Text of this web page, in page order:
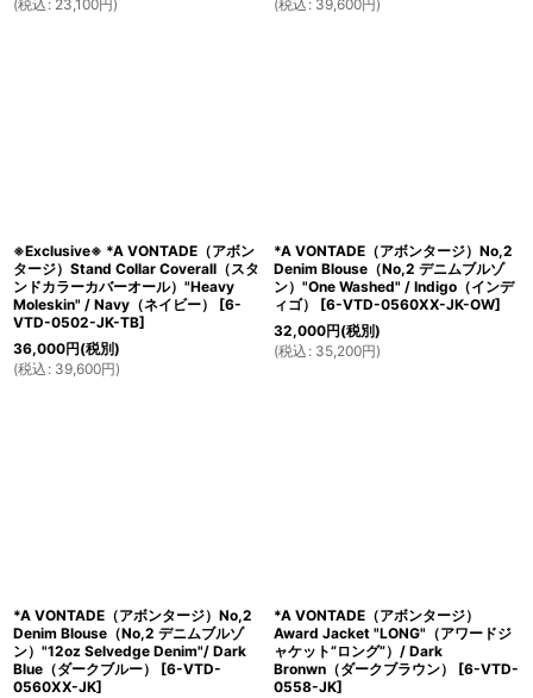
(税込 : 23,100円 ) (税込 : 39,600円 )
※Exclusive※ *A VONTADE（アボン
タージ）Stand Collar Coverall（スタ
ンドカラーカバーオール）"Heavy
Moleskin" / Navy（ネイビー）
[6-
VTD-0502-JK-TB]
36,000円(税別)
(税込 : 39,600円)
*A VONTADE（アボンタージ）No,2
Denim Blouse（No,2 デニムブルゾ
ン）"One Washed" / Indigo（インデ
ィゴ）
[6-VTD-0560XX-JK-OW]
32,000円(税別)
(税込 : 35,200円)
*A VONTADE（アボンタージ）No,2
Denim Blouse（No,2 デニムブルゾ
ン）"12oz Selvedge Denim"/ Dark
Blue（ダークブルー）
[6-VTD-
0560XX-JK]
*A VONTADE（アボンタージ）
Award Jacket "LONG"（アワードジ
ャケット”ロング”）/ Dark
Bronwn（ダークブラウン）
[6-VTD-
0558-JK]